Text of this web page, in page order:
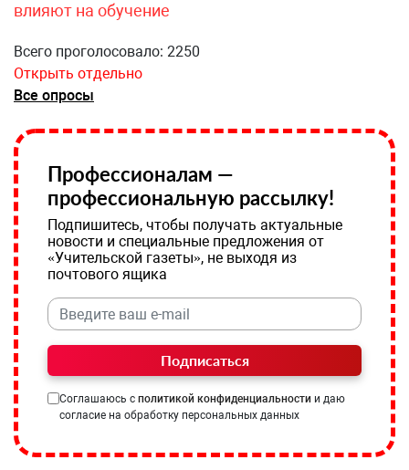
влияют на обучение
Всего проголосовало: 2250
Открыть отдельно
Все опросы
Профессионалам —
профессиональную рассылку!
Подпишитесь, чтобы получать актуальные
новости и специальные предложения от
«Учительской газеты», не выходя из
почтового ящика
Подписаться
Соглашаюсь с политикой конфиденциальности и даю
согласие на обработку персональных данных